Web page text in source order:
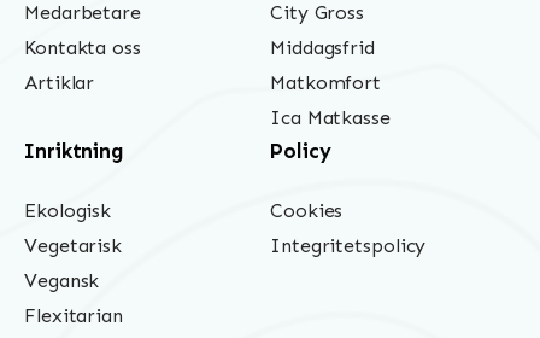
Medarbetare
Kontakta oss
Artiklar
City Gross
Middagsfrid
Matkomfort
Ica Matkasse
Inriktning
Ekologisk
Vegetarisk
Vegansk
Flexitarian
Policy
Cookies
Integritetspolicy